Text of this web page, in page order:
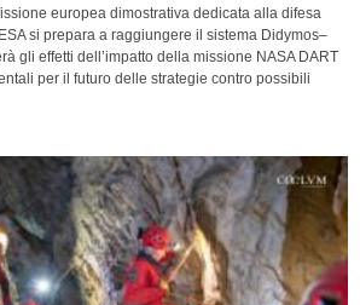
europea dimostrativa dedicata alla difesa
si prepara a raggiungere il sistema Didymos–
gli effetti dell’impatto della missione NASA DART
per il futuro delle strategie contro possibili